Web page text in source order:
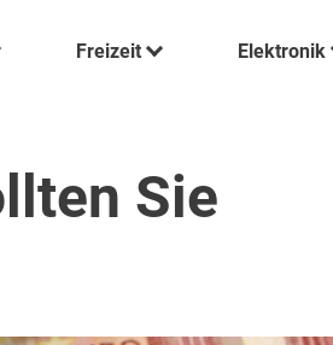
Freizeit Elektronik
Sie